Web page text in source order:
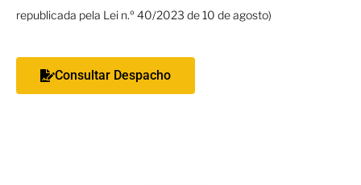
republicada pela Lei n.º 40/2023 de 10 de agosto)
Consultar Despacho